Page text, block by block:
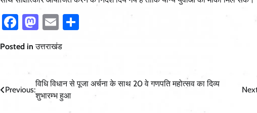
Facebook
Mastodon
Email
Posted inउत्तराखंड
Post
navigation
Previous:
विधि विधान से पूजा अर्चना के साथ 20 वे गणपति महोत्सव का दिव्य
शुभारम्भ हुआ